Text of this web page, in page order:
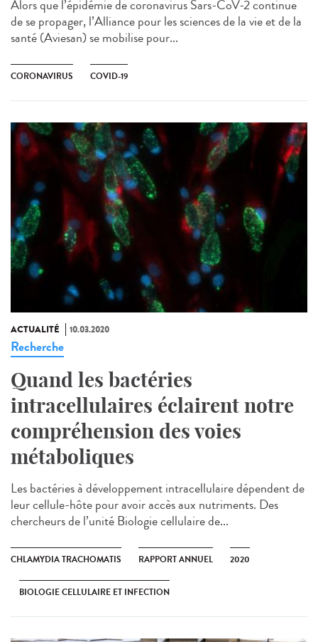
Alors que l’épidémie de coronavirus Sars-CoV-2 continue
de se propager, l’Alliance pour les sciences de la vie et de la
santé (Aviesan) se mobilise pour...
CORONAVIRUS COVID-19
ACTUALITÉ 10.03.2020
Recherche
Quand les bactéries
intracellulaires éclairent notre
compréhension des voies
métaboliques
Les bactéries à développement intracellulaire dépendent de
leur cellule-hôte pour avoir accès aux nutriments. Des
chercheurs de l’unité Biologie cellulaire de...
CHLAMYDIA TRACHOMATIS RAPPORT ANNUEL 2020
BIOLOGIE CELLULAIRE ET INFECTION